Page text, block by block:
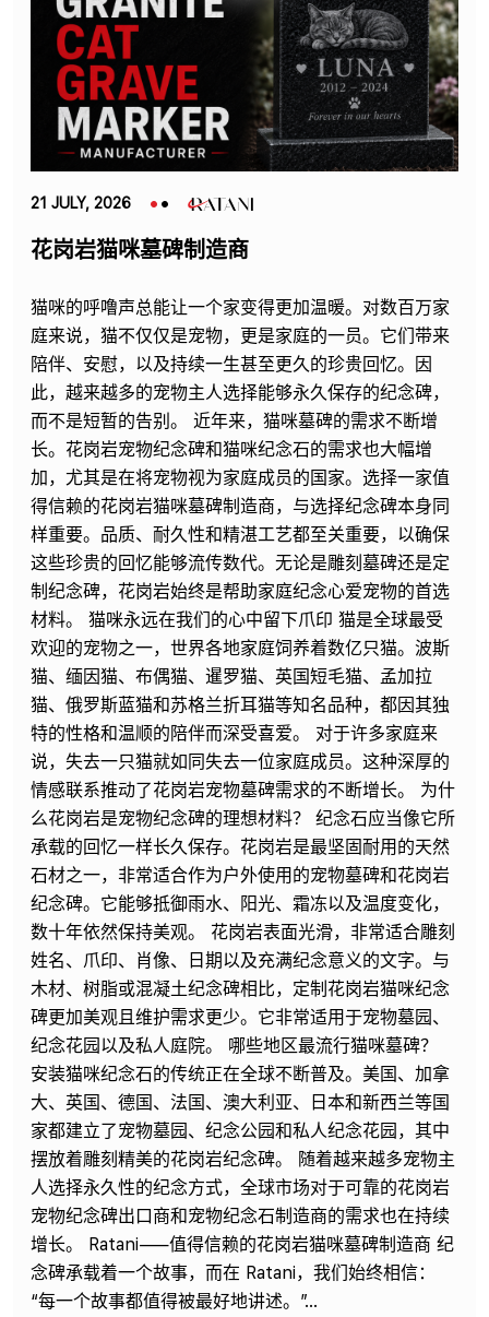
21 JULY, 2026
花岗岩猫咪墓碑制造商
猫咪的呼噜声总能让一个家变得更加温暖。对数百万家
庭来说，猫不仅仅是宠物，更是家庭的一员。它们带来
陪伴、安慰，以及持续一生甚至更久的珍贵回忆。因
此，越来越多的宠物主人选择能够永久保存的纪念碑，
而不是短暂的告别。 近年来，猫咪墓碑的需求不断增
长。花岗岩宠物纪念碑和猫咪纪念石的需求也大幅增
加，尤其是在将宠物视为家庭成员的国家。选择一家值
得信赖的花岗岩猫咪墓碑制造商，与选择纪念碑本身同
样重要。品质、耐久性和精湛工艺都至关重要，以确保
这些珍贵的回忆能够流传数代。无论是雕刻墓碑还是定
制纪念碑，花岗岩始终是帮助家庭纪念心爱宠物的首选
材料。 猫咪永远在我们的心中留下爪印 猫是全球最受
欢迎的宠物之一，世界各地家庭饲养着数亿只猫。波斯
猫、缅因猫、布偶猫、暹罗猫、英国短毛猫、孟加拉
猫、俄罗斯蓝猫和苏格兰折耳猫等知名品种，都因其独
特的性格和温顺的陪伴而深受喜爱。 对于许多家庭来
说，失去一只猫就如同失去一位家庭成员。这种深厚的
情感联系推动了花岗岩宠物墓碑需求的不断增长。 为什
么花岗岩是宠物纪念碑的理想材料？ 纪念石应当像它所
承载的回忆一样长久保存。花岗岩是最坚固耐用的天然
石材之一，非常适合作为户外使用的宠物墓碑和花岗岩
纪念碑。它能够抵御雨水、阳光、霜冻以及温度变化，
数十年依然保持美观。 花岗岩表面光滑，非常适合雕刻
姓名、爪印、肖像、日期以及充满纪念意义的文字。与
木材、树脂或混凝土纪念碑相比，定制花岗岩猫咪纪念
碑更加美观且维护需求更少。它非常适用于宠物墓园、
纪念花园以及私人庭院。 哪些地区最流行猫咪墓碑？
安装猫咪纪念石的传统正在全球不断普及。美国、加拿
大、英国、德国、法国、澳大利亚、日本和新西兰等国
家都建立了宠物墓园、纪念公园和私人纪念花园，其中
摆放着雕刻精美的花岗岩纪念碑。 随着越来越多宠物主
人选择永久性的纪念方式，全球市场对于可靠的花岗岩
宠物纪念碑出口商和宠物纪念石制造商的需求也在持续
增长。 Ratani——值得信赖的花岗岩猫咪墓碑制造商 纪
念碑承载着一个故事，而在 Ratani，我们始终相信：
“每一个故事都值得被最好地讲述。”...